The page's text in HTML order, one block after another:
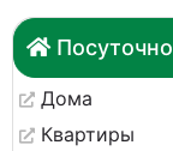
Посуточно
Дома
Квартиры